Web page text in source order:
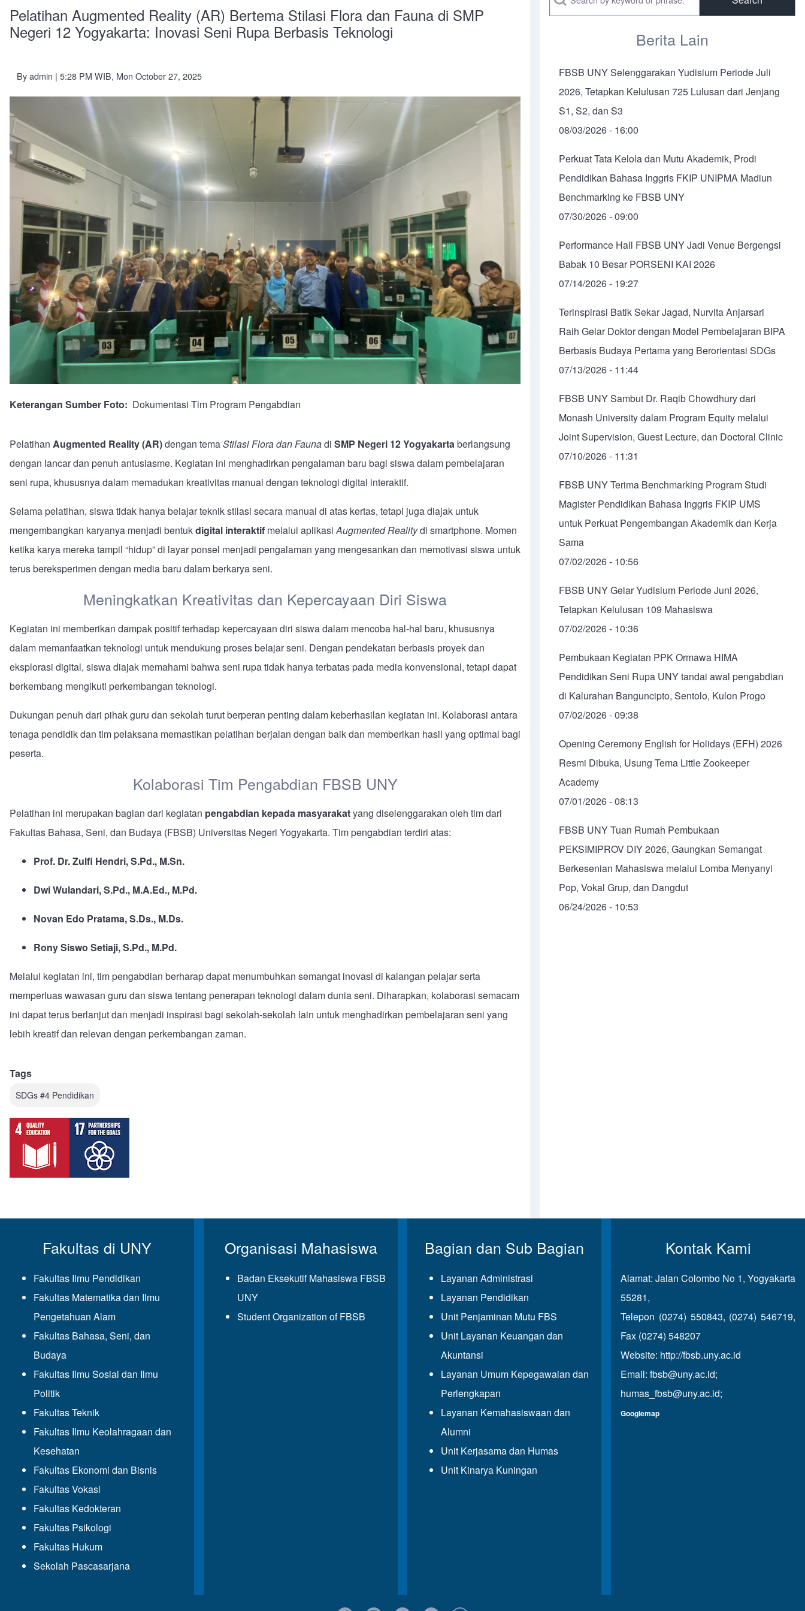
Pelatihan Augmented Reality (AR) Bertema Stilasi Flora dan Fauna di SMP
Negeri 12 Yogyakarta: Inovasi Seni Rupa Berbasis Teknologi
Byadmin | 5:28 PM WIB, Mon October 27, 2025
Keterangan Sumber Foto Dokumentasi Tim Program Pengabdian
Pelatihan Augmented Reality (AR)dengan temaStilasi Flora dan Faunadi SMP Negeri 12 Yogyakartaberlangsung
dengan lancar dan penuh antusiasme. Kegiatan ini menghadirkan pengalaman baru bagi siswa dalam pembelajaran
seni rupa, khususnya dalam memadukan kreativitas manual dengan teknologi digital interaktif.
Selama pelatihan, siswa tidak hanya belajar teknik stilasi secara manual di atas kertas, tetapi juga diajak untuk
mengembangkan karyanya menjadi bentukdigital interaktif melalui aplikasiAugmented Realitydi smartphone. Momen
ketika karya mereka tampil “hidup” di layar ponsel menjadi pengalaman yang mengesankan dan memotivasi siswa untuk
terus bereksperimen dengan media baru dalam berkarya seni.
Meningkatkan Kreativitas dan Kepercayaan Diri Siswa
Kegiatan ini memberikan dampak positif terhadap kepercayaan diri siswa dalam mencoba hal-hal baru, khususnya
dalam memanfaatkan teknologi untuk mendukung proses belajar seni. Dengan pendekatan berbasis proyek dan
eksplorasi digital, siswa diajak memahami bahwa seni rupa tidak hanya terbatas pada media konvensional, tetapi dapat
berkembang mengikuti perkembangan teknologi.
Dukungan penuh dari pihak guru dan sekolah turut berperan penting dalam keberhasilan kegiatan ini. Kolaborasi antara
tenaga pendidik dan tim pelaksana memastikan pelatihan berjalan dengan baik dan memberikan hasil yang optimal bagi
peserta.
Kolaborasi Tim Pengabdian FBSB UNY
Pelatihan ini merupakan bagian dari kegiatan pengabdian kepada masyarakatyang diselenggarakan oleh tim dari
Fakultas Bahasa, Seni, dan Budaya (FBSB) Universitas Negeri Yogyakarta. Tim pengabdian terdiri atas:
Prof. Dr. Zulfi Hendri, S.Pd., M.Sn.
Dwi Wulandari, S.Pd., M.A.Ed., M.Pd.
Novan Edo Pratama, S.Ds., M.Ds.
Rony Siswo Setiaji, S.Pd., M.Pd.
Melalui kegiatan ini, tim pengabdian berharap dapat menumbuhkan semangat inovasi di kalangan pelajar serta
memperluas wawasan guru dan siswa tentang penerapan teknologi dalam dunia seni. Diharapkan, kolaborasi semacam
ini dapat terus berlanjut dan menjadi inspirasi bagi sekolah-sekolah lain untuk menghadirkan pembelajaran seni yang
lebih kreatif dan relevan dengan perkembangan zaman.
Tags
SDGs #4 Pendidikan
Berita Lain
FBSB UNY Selenggarakan Yudisium Periode Juli
2026, Tetapkan Kelulusan 725 Lulusan dari Jenjang
S1, S2, dan S3
08/03/2026 - 16:00
Perkuat Tata Kelola dan Mutu Akademik, Prodi
Pendidikan Bahasa Inggris FKIP UNIPMA Madiun
Benchmarking ke FBSB UNY
07/30/2026 - 09:00
Performance Hall FBSB UNY Jadi Venue Bergengsi
Babak 10 Besar PORSENI KAI 2026
07/14/2026 - 19:27
Terinspirasi Batik Sekar Jagad, Nurvita Anjarsari
Raih Gelar Doktor dengan Model Pembelajaran BIPA
Berbasis Budaya Pertama yang Berorientasi SDGs
07/13/2026 - 11:44
FBSB UNY Sambut Dr. Raqib Chowdhury dari
Monash University dalam Program Equity melalui
Joint Supervision, Guest Lecture, dan Doctoral Clinic
07/10/2026 - 11:31
FBSB UNY Terima Benchmarking Program Studi
Magister Pendidikan Bahasa Inggris FKIP UMS
untuk Perkuat Pengembangan Akademik dan Kerja
Sama
07/02/2026 - 10:56
FBSB UNY Gelar Yudisium Periode Juni 2026,
Tetapkan Kelulusan 109 Mahasiswa
07/02/2026 - 10:36
Pembukaan Kegiatan PPK Ormawa HIMA
Pendidikan Seni Rupa UNY tandai awal pengabdian
di Kalurahan Banguncipto, Sentolo, Kulon Progo
07/02/2026 - 09:38
Opening Ceremony English for Holidays (EFH) 2026
Resmi Dibuka, Usung Tema Little Zookeeper
Academy
07/01/2026 - 08:13
FBSB UNY Tuan Rumah Pembukaan
PEKSIMIPROV DIY 2026, Gaungkan Semangat
Berkesenian Mahasiswa melalui Lomba Menyanyi
Pop, Vokal Grup, dan Dangdut
06/24/2026 - 10:53
Fakultas di UNY
Fakultas Ilmu Pendidikan
Fakultas Matematika dan Ilmu
Pengetahuan Alam
Fakultas Bahasa, Seni, dan
Budaya
Fakultas Ilmu Sosial dan Ilmu
Politik
Fakultas Teknik
Fakultas Ilmu Keolahragaan dan
Kesehatan
Fakultas Ekonomi dan Bisnis
Fakultas Vokasi
Fakultas Kedokteran
Fakultas Psikologi
Fakultas Hukum
Sekolah Pascasarjana
Organisasi Mahasiswa
Badan Eksekutif Mahasiswa FBSB
UNY
Student Organization of FBSB
Bagian dan Sub Bagian
Layanan Administrasi
Layanan Pendidikan
Unit Penjaminan Mutu FBS
Unit Layanan Keuangan dan
Akuntansi
Layanan Umum Kepegawaian dan
Perlengkapan
Layanan Kemahasiswaan dan
Alumni
Unit Kerjasama dan Humas
Unit Kinarya Kuningan
Kontak Kami
Alamat: Jalan Colombo No 1, Yogyakarta
55281,
Telepon (0274) 550843, (0274) 546719,
Fax (0274) 548207
Website: http://fbsb.uny.ac.id
Email: fbsb@uny.ac.id;
humas_fbsb@uny.ac.id;
Googlemap